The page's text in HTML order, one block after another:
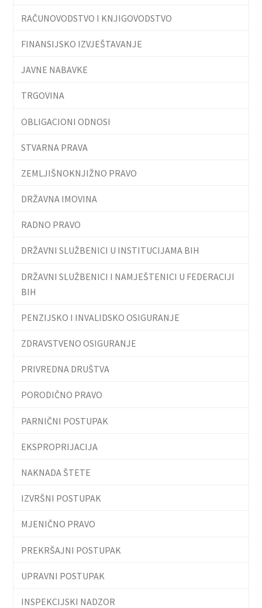
RAČUNOVODSTVO I KNJIGOVODSTVO
FINANSIJSKO IZVJEŠTAVANJE
JAVNE NABAVKE
TRGOVINA
OBLIGACIONI ODNOSI
STVARNA PRAVA
ZEMLJIŠNOKNJIŽNO PRAVO
DRŽAVNA IMOVINA
RADNO PRAVO
DRŽAVNI SLUŽBENICI U INSTITUCIJAMA BIH
DRŽAVNI SLUŽBENICI I NAMJEŠTENICI U FEDERACIJI
BIH
PENZIJSKO I INVALIDSKO OSIGURANJE
ZDRAVSTVENO OSIGURANJE
PRIVREDNA DRUŠTVA
PORODIČNO PRAVO
PARNIČNI POSTUPAK
EKSPROPRIJACIJA
NAKNADA ŠTETE
IZVRŠNI POSTUPAK
MJENIČNO PRAVO
PREKRŠAJNI POSTUPAK
UPRAVNI POSTUPAK
INSPEKCIJSKI NADZOR